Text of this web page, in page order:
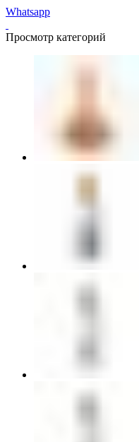
Whatsapp
Просмотр категорий